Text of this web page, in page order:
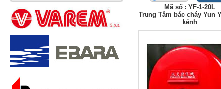
Mã số : YF-1-20L
Trung Tâm báo cháy Yun
kênh